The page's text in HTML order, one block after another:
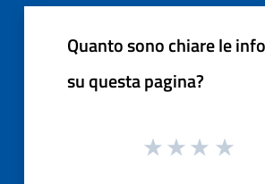
Quanto sono chiare le
su questa pagina?